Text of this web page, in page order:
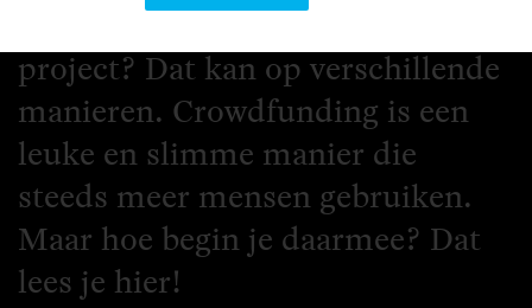
Wil je geld vragen voor jouw
project? Dat kan op verschillende
manieren. Crowdfunding is een
leuke en slimme manier die
steeds meer mensen gebruiken.
Maar hoe begin je daarmee? Dat
lees je hier!